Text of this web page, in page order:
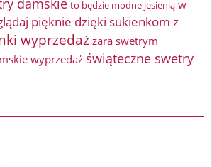
to będzie modne jesienią w
pięknie dzięki sukienkom z
wyprzedażzara swetrym
wyprzedaż świąteczne swetry